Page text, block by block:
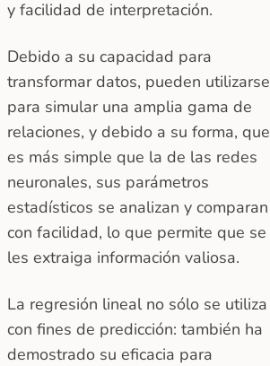
y facilidad de interpretación.
Debido a su capacidad para
transformar datos, pueden utilizarse
para simular una amplia gama de
relaciones, y debido a su forma, que
es más simple que la de las redes
neuronales, sus parámetros
estadísticos se analizan y comparan
con facilidad, lo que permite que se
les extraiga información valiosa.
La regresión lineal no sólo se utiliza
con fines de predicción: también ha
demostrado su eficacia para